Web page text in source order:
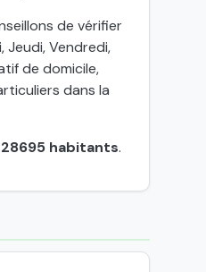
de vérifier
Jeudi, Vendredi,
de domicile,
dans la
28695 habitants.